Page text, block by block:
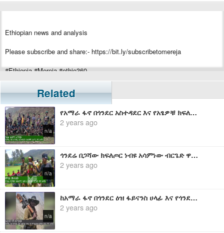
Ethiopian news and analysis
Please subscribe and share:- https://bit.ly/subscribetomereja
#Ethiopia #Mereja #ethio360
Related
n/a
የአማራ ፋኖ በጎንደር አስተዳደር እና የአፄዎቹ ክፍለጦር ዋና አዛዥ ከሆነው ሻለቃ ሰለሞን አጣናው ጋር የተደረገ ቆይታ
2 years ago
n/a
ጎንደሬ በጋሻው ክፍለጦር ነብዩ አሳምነው ብርጌድ ዋና አዛዥ ከሆነው ከሻምበል ሙሉሰው ጋር የተደረገ ቆይታ
2 years ago
n/a
ከአማራ ፋኖ በጎንደር ዕዝ ፋይናንስ ሀላፊ እና የጎንደሬው በጋሻው ክ/ጦር አዛዥ ከሆነው ከአርበኛ ባሻ ስጦታው ጋር የተደረገ ቆይታ
2 years ago